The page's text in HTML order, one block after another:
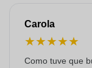
Carola
★★★★★
Como tuve que